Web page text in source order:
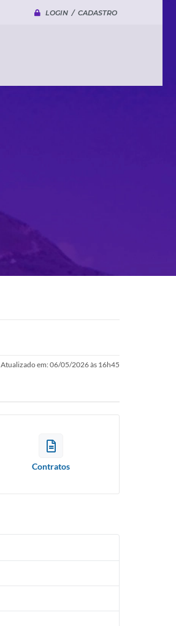
LOGIN / CADASTRO
Atualizado em: 06/05/2026 às 16h45
Contratos